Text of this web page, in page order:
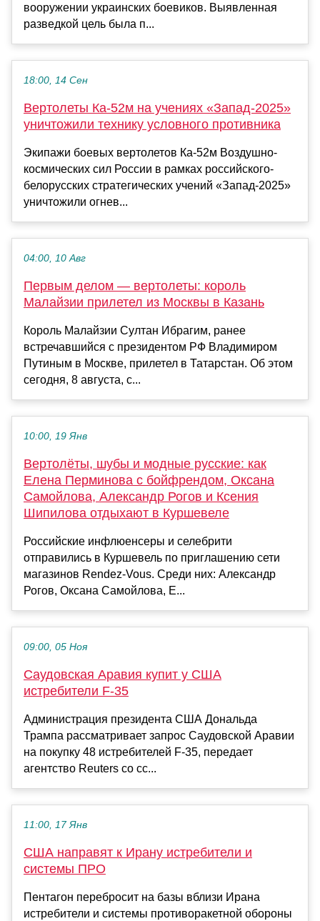
вооружении украинских боевиков. Выявленная
разведкой цель была п...
18:00, 14 Сен
Вертолеты Ка-52м на учениях «Запад-2025»
уничтожили технику условного противника
Экипажи боевых вертолетов Ка-52м Воздушно-
космических сил России в рамках российского-
белорусских стратегических учений «Запад-2025»
уничтожили огнев...
04:00, 10 Авг
Первым делом — вертолеты: король
Малайзии прилетел из Москвы в Казань
Король Малайзии Султан Ибрагим, ранее
встречавшийся с президентом РФ Владимиром
Путиным в Москве, прилетел в Татарстан. Об этом
сегодня, 8 августа, с...
10:00, 19 Янв
Вертолёты, шубы и модные русские: как
Елена Перминова с бойфрендом, Оксана
Самойлова, Александр Рогов и Ксения
Шипилова отдыхают в Куршевеле
Российские инфлюенсеры и селебрити
отправились в Куршевель по приглашению сети
магазинов Rendez-Vous. Среди них: Александр
Рогов, Оксана Самойлова, Е...
09:00, 05 Ноя
Саудовская Аравия купит у США
истребители F-35
Администрация президента США Дональда
Трампа рассматривает запрос Саудовской Аравии
на покупку 48 истребителей F-35, передает
агентство Reuters со сс...
11:00, 17 Янв
США направят к Ирану истребители и
системы ПРО
Пентагон перебросит на базы вблизи Ирана
истребители и системы противоракетной обороны